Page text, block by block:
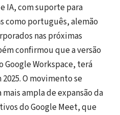
IA, com suporte para
como português, alemão
nas próximas
confirmou que a versão
Google Workspace, terá
O movimento se
ampla de expansão da
do Google Meet, que